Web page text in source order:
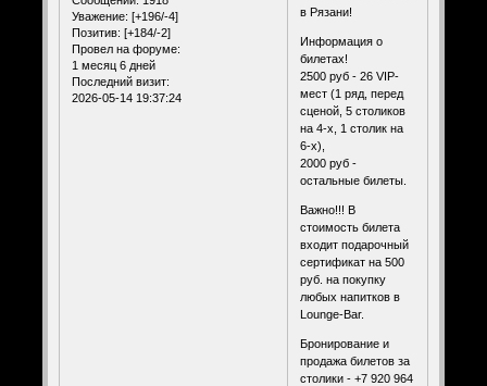
Уважение: [+196/-4]
Позитив: [+184/-2]
Провел на форуме:
1 месяц 6 дней
Последний визит:
2026-05-14 19:37:24
в Рязани!
Информация о
билетах!
2500 руб - 26 VIP-
мест (1 ряд, перед
сценой, 5 столиков
на 4-х, 1 столик на
6-х),
2000 руб -
остальные билеты.
Важно!!! В
стоимость билета
входит подарочный
сертификат на 500
руб. на покупку
любых напитков в
Lounge-Bar.
Бронирование и
продажа билетов за
столики - +7 920 964